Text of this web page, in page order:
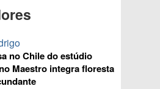
no Chile do estúdio
Maestro integra floresta